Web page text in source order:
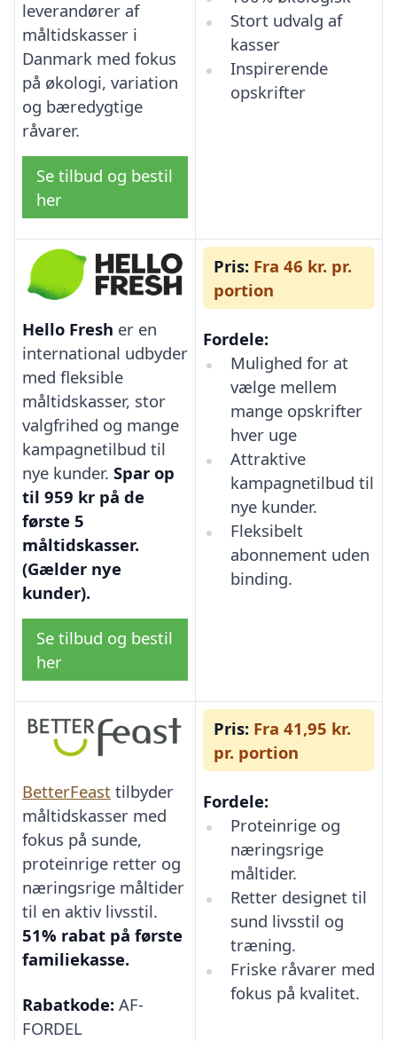
leverandører af
måltidskasser i
Danmark med fokus
på økologi, variation
og bæredygtige
råvarer.
Se tilbud og bestil
her
Stort udvalg af
kasser
Inspirerende
opskrifter
Hello Fresh er en
international udbyder
med fleksible
måltidskasser, stor
valgfrihed og mange
kampagnetilbud til
nye kunder. Spar op
til 959 kr på de
første 5
måltidskasser.
(Gælder nye
kunder).
Se tilbud og bestil
her
Pris: Fra 46 kr. pr.
portion
Fordele:
Mulighed for at
vælge mellem
mange opskrifter
hver uge
Attraktive
kampagnetilbud til
nye kunder.
Fleksibelt
abonnement uden
binding.
BetterFeast tilbyder
måltidskasser med
fokus på sunde,
proteinrige retter og
næringsrige måltider
til en aktiv livsstil.
51% rabat på første
familiekasse.
Rabatkode: AF-
FORDEL
Pris: Fra 41,95 kr.
pr. portion
Fordele:
Proteinrige og
næringsrige
måltider.
Retter designet til
sund livsstil og
træning.
Friske råvarer med
fokus på kvalitet.